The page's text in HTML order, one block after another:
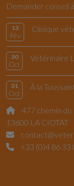
Demander conseil
13
Fév
Clinique
30
Oct
31
Oct
477 chemin
13600 LA CIOTAT
+33 (0)4 86 33